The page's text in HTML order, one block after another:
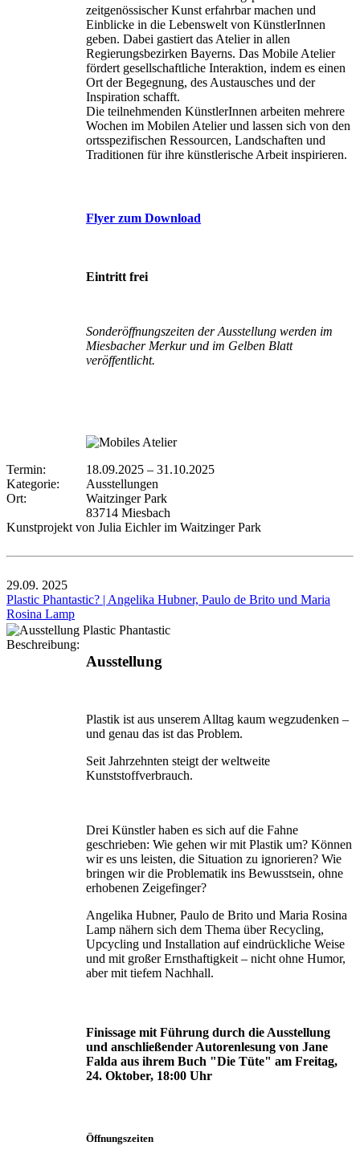
zeitgenössischer Kunst erfahrbar machen und
Einblicke in die Lebenswelt von KünstlerInnen
geben. Dabei gastiert das Atelier in allen
Regierungsbezirken Bayerns. Das Mobile Atelier
fördert gesellschaftliche Interaktion, indem es einen
Ort der Begegnung, des Austausches und der
Inspiration schafft.
Die teilnehmenden KünstlerInnen arbeiten mehrere
Wochen im Mobilen Atelier und lassen sich von den
ortsspezifischen Ressourcen, Landschaften und
Traditionen für ihre künstlerische Arbeit inspirieren.
Flyer zum Download
Eintritt frei
Sonderöffnungszeiten der Ausstellung werden im
Miesbacher Merkur und im Gelben Blatt
veröffentlicht.
Termin: 18.09.2025 – 31.10.2025
Kategorie:
Ausstellungen
Ort:
Waitzinger Park
83714 Miesbach
Kunstprojekt von Julia Eichler im Waitzinger Park
29.09. 2025
Plastic Phantastic? | Angelika Hubner, Paulo de Brito und Maria
Rosina Lamp
Beschreibung:
Ausstellung
Plastik ist aus unserem Alltag kaum wegzudenken –
und genau das ist das Problem.
Seit Jahrzehnten steigt der weltweite
Kunststoffverbrauch.
Drei Künstler haben es sich auf die Fahne
geschrieben: Wie gehen wir mit Plastik um? Können
wir es uns leisten, die Situation zu ignorie­ren? Wie
bringen wir die Problematik ins Bewusstsein, ohne
erhobenen Zeigefinger?
Angelika Hubner, Paulo de Brito und Maria Rosina
Lamp nähern sich dem Thema über Recycling,
Upcycling und Installation auf eindrückliche Weise
und mit großer Ernst­haftigkeit – nicht ohne Humor,
aber mit tiefem Nachhall.
Finissage mit Führung durch die Ausstellung
und anschließender Autorenlesung von Jane
Falda aus ihrem Buch "Die Tüte" am Freitag,
24. Oktober, 18:00 Uhr
Öffnungszeiten